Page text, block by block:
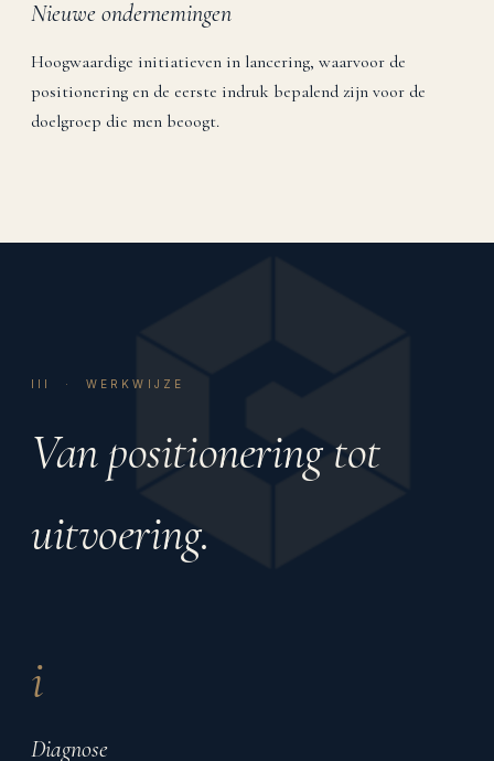
Nieuwe ondernemingen
Hoogwaardige initiatieven in lancering, waarvoor de
positionering en de eerste indruk bepalend zijn voor de
doelgroep die men beoogt.
III · WERKWIJZE
Van positionering tot
uitvoering.
i
Diagnose